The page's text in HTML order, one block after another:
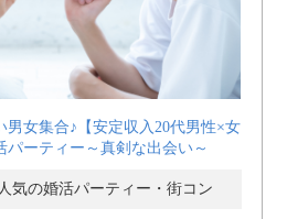
バシーマークを取得しております
男女集合♪【安定収入20代男性×女
パーティー～真剣な出会い～
気の婚活パーティー・街コン